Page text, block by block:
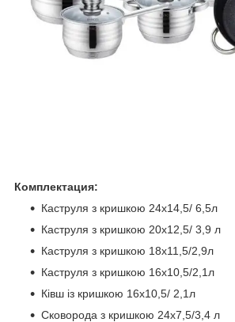
Комплектация:
Каструля з кришкою 24х14,5/ 6,5л
Каструля з кришкою 20х12,5/ 3,9 л
Каструля з кришкою 18х11,5/2,9л
Каструля з кришкою 16х10,5/2,1л
Ківш із кришкою 16х10,5/ 2,1л
Сковорода з кришкою 24х7,5/3,4 л